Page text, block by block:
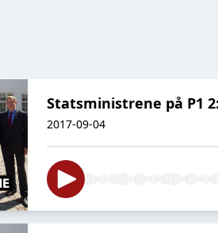
Statsministrene på P1
2017-09-04